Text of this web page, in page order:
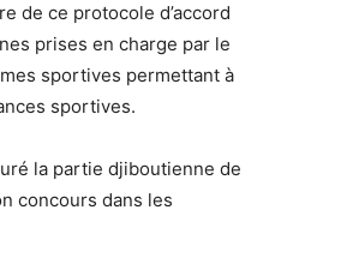
de ce protocole d’accord
prises en charge par le
sportives permettant à
sportives.
la partie djiboutienne de
concours dans les